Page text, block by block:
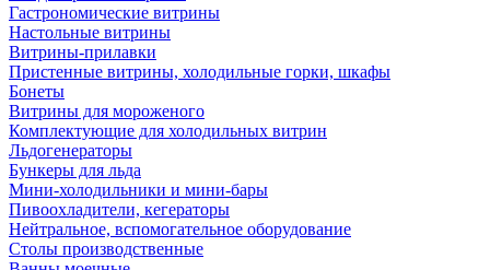
Гастрономические витрины
Настольные витрины
Витрины-прилавки
Пристенные витрины, холодильные горки, шкафы
Бонеты
Витрины для мороженого
Комплектующие для холодильных витрин
Льдогенераторы
Бункеры для льда
Мини-холодильники и мини-бары
Пивоохладители, кегераторы
Нейтральное, вспомогательное оборудование
Столы производственные